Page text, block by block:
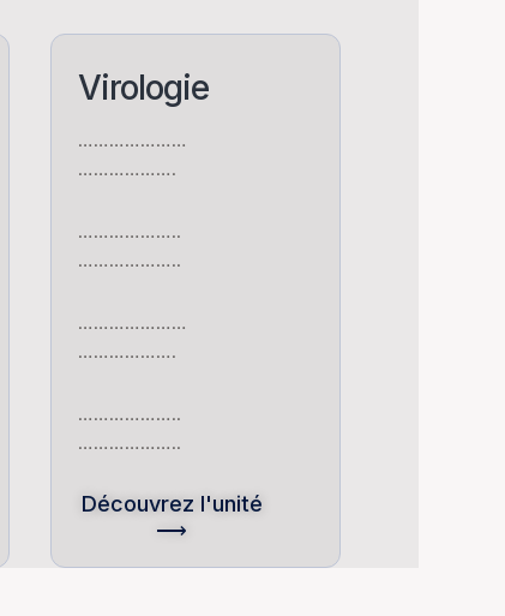
Virologie
…………………
……………….
………………..
………………..
…………………
……………….
………………..
………………..
Découvrez l'unité
⟶